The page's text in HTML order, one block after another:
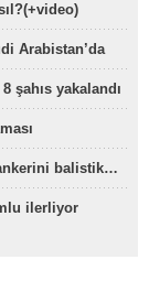
Arabistan’da
şahıs yakalandı
balistik…
ilerliyor